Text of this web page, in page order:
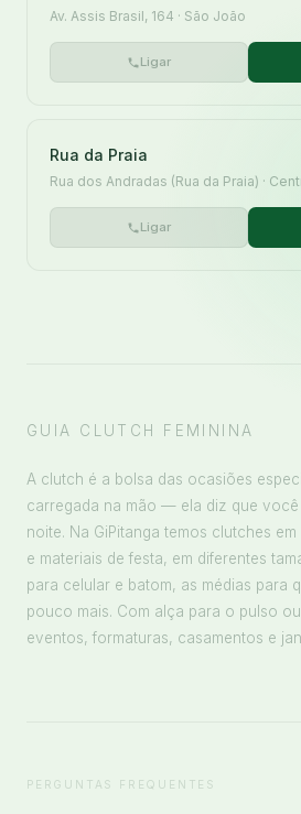
Av. Assis Brasil, 164 · São João
Ligar
Rua da Praia
Rua dos Andradas (Rua da Praia) ·
Ligar
GUIA CLUTCH FEMININA
A clutch é a bolsa das ocasiões
carregada na mão — ela diz que
noite. Na GiPitanga temos clutches
e materiais de festa, em diferentes
para celular e batom, as médias para
pouco mais. Com alça para o pulso
eventos, formaturas, casamentos e
PERGUNTAS FREQUENTES